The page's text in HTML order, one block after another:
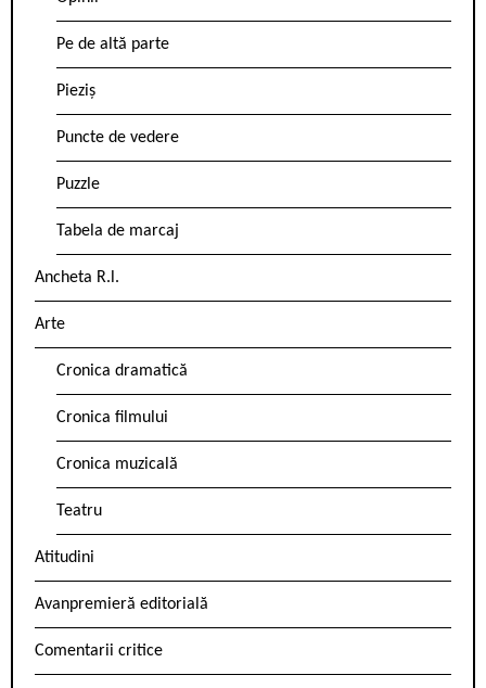
Pe de altă parte
Pieziș
Puncte de vedere
Puzzle
Tabela de marcaj
Ancheta R.l.
Arte
Cronica dramatică
Cronica filmului
Cronica muzicală
Teatru
Atitudini
Avanpremieră editorială
Comentarii critice